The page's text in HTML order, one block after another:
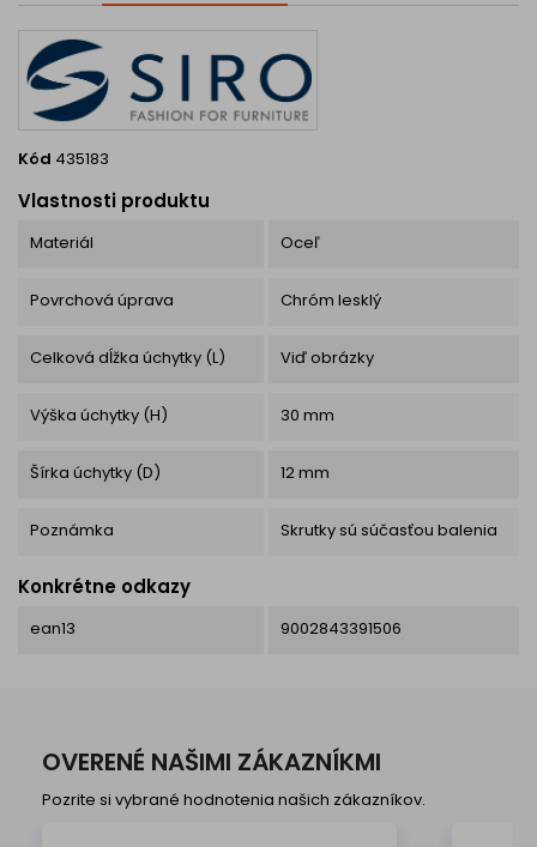
Kód 435183
Vlastnosti produktu
Materiál Oceľ
Povrchová úprava Chróm lesklý
Celková dĺžka úchytky (L) Viď obrázky
Výška úchytky (H) 30 mm
Šírka úchytky (D) 12 mm
Poznámka Skrutky sú súčasťou balenia
Konkrétne odkazy
ean13 9002843391506
OVERENÉ NAŠIMI ZÁKAZNÍKMI
Pozrite si vybrané hodnotenia našich zákazníkov.